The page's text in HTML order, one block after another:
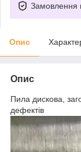
Замовлення
Опис
Опис
Пила дискова,
дефектів